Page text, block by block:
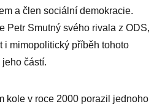
a člen sociální demokracie.
Petr Smutný svého rivala z ODS,
i mimopolitický příběh tohoto
částí.
kole v roce 2000 porazil jednoho